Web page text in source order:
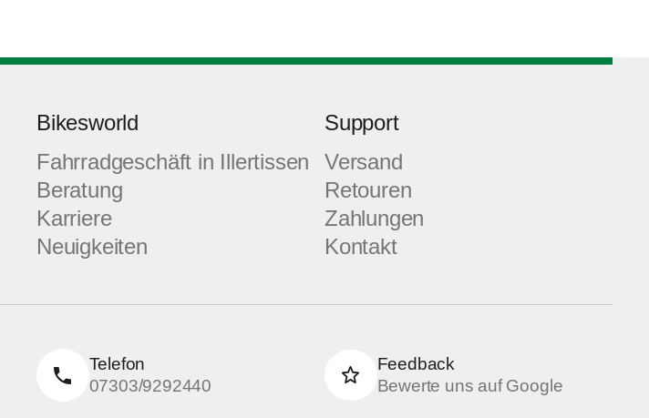
Bikesworld
Fahrradgeschäft in Illertissen
Beratung
Karriere
Neuigkeiten
Support
Versand
Retouren
Zahlungen
Kontakt
Telefon
07303/9292440
Feedback
Bewerte uns auf Google